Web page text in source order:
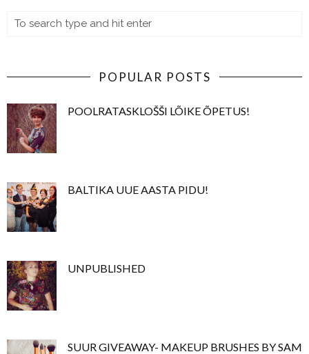
POPULAR POSTS
POOLRATASKLOŠŠI LÕIKE ÕPETUS!
BALTIKA UUE AASTA PIDU!
UNPUBLISHED
SUUR GIVEAWAY- MAKEUP BRUSHES BY SAM